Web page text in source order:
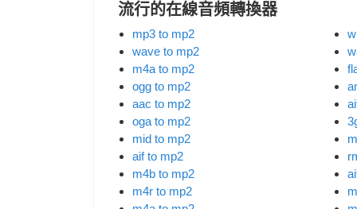
流行的在線音頻轉換器
mp3 to mp2
wave to mp2
m4a to mp2
ogg to mp2
aac to mp2
oga to mp2
mid to mp2
aif to mp2
m4b to mp2
m4r to mp2